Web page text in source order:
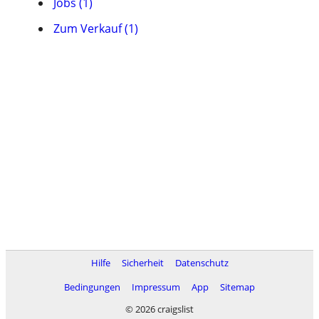
Zum Verkauf (1)
Hilfe Sicherheit
Datenschutz
Bedingungen
Impressum App
Sitemap
© 2026 craigslist